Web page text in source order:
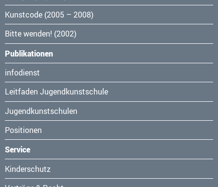
Kunstcode (2005 – 2008)
Bitte wenden! (2002)
Publikationen
Navigation
überspringen
infodienst
Leitfaden Jugendkunstschule
Jugendkunstschulen
Positionen
Service
Navigation
überspringen
Kinderschutz